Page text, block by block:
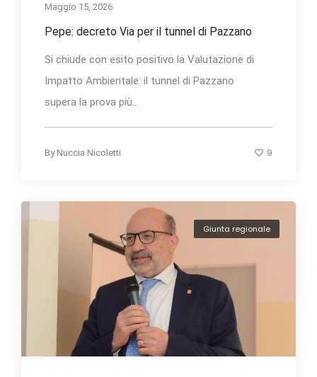
Maggio 15, 2026
Pepe: decreto Via per il tunnel di Pazzano
Si chiude con esito positivo la Valutazione di
Impatto Ambientale: il tunnel di Pazzano
supera la prova più...
By Nuccia Nicoletti 9
Giunta regionale